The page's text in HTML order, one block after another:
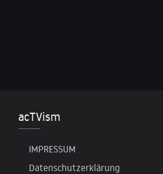
acTVism
IMPRESSUM
Datenschutzerklärung